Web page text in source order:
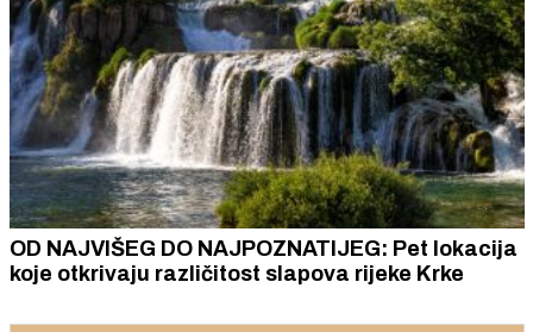
OD NAJVIŠEG DO NAJPOZNATIJEG: Pet lokacija
koje otkrivaju različitost slapova rijeke Krke